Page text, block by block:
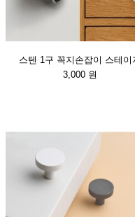
스텐 1구 꼭지손잡이 스테이
3,000 원